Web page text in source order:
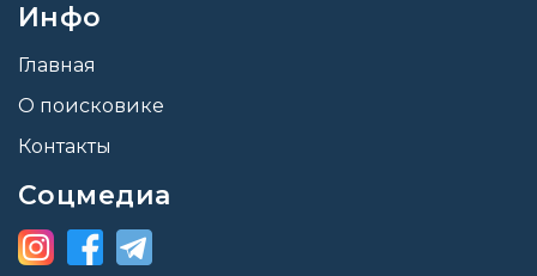
Инфо
Главная
О поисковике
Контакты
Соцмедиа